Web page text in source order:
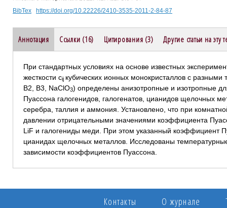
BibTex
https://doi.org/10.22226/2410-3535-2011-2-84-87
Аннотация Ссылки (16) Цитирования (3) Другие статьи на эту
При стандартных условиях на основе известных
жесткости сij кубических ионных монокристаллов с разными
В2, В3, NaClO3) определены анизотропные и изотропные
Пуассона галогенидов, галогенатов, цианидов щелочных
серебра, таллия и аммония. Установлено, что при
давлении отрицательными значениями коэффициента
LiF и галогениды меди. При этом указанный коэффициент
цианидах щелочных металлов. Исследованы
зависимости коэффициентов Пуассона.
Контакты О журнале